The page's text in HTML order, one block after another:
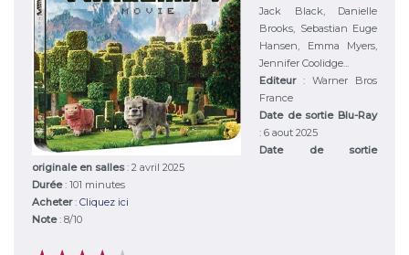
Jack Black, Danielle
Brooks, Sebastian Euge
Hansen, Emma Myers,
Jennifer Coolidge...
Editeur:Warner Bros
France
Date de sortie Blu-Ray
: 6 aout 2025
Date de sortie
originale en salles: 2 avril 2025
Durée: 101 minutes
Acheter: Cliquez ici
Note: 8/10